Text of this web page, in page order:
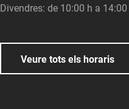
Divendres: de 10:00 h a
Veure tots els horaris